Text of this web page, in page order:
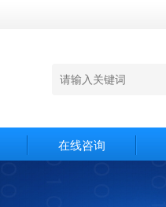
在线咨询